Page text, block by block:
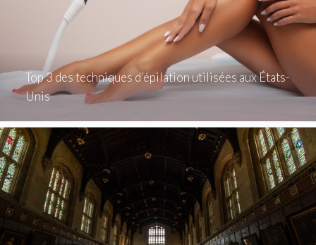
Top 3 des techniques d’épilation utilisées aux États-
Unis